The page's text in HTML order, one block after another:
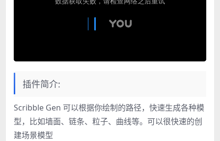
插件简介:
Scribble Gen 可以根据你绘制的路径，快速生成各种模
型，比如墙面、链条、粒子、曲线等。可以很快速的创
建场景模型